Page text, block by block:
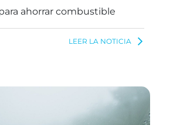
ahorrar combustible
LEER LA NOTICIA